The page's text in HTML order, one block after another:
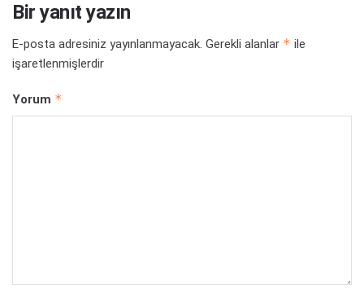
Bir yanıt yazın
E-posta adresiniz yayınlanmayacak. Gerekli alanlar * ile
işaretlenmişlerdir
Yorum *